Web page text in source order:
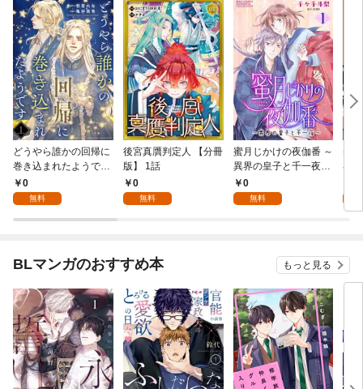
どうやら誰かの回帰に
巻き込まれたようです
【分冊版】 1話
0
無料
後宮真贋判定人 【分冊
版】 1話
0
無料
蜜月じかけの夜伽番 ～
異界の皇子と千一夜～
【分冊版】 1話
0
無料
美
界
版
BLマンガのおすすめ本 もっと見る